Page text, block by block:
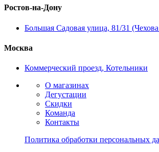
Ростов-на-Дону
Большая Садовая улица, 81/31
Москва
Коммерческий проезд, Котельники
О магазинах
Дегустации
Скидки
Команда
Контакты
Политика обработки персональных